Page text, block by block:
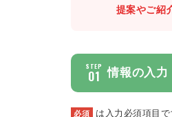
提案やご紹
STEP
01 情報の入力
必須 は入力必須項目で